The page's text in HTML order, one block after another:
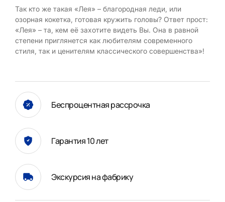
Так кто же такая «Лея» – благородная леди, или
озорная кокетка, готовая кружить головы? Ответ прост:
«Лея» – та, кем её захотите видеть Вы. Она в равной
степени приглянется как любителям современного
стиля, так и ценителям классического совершенства»!
Беспроцентная рассрочка
Гарантия 10 лет
Экскурсия на фабрику